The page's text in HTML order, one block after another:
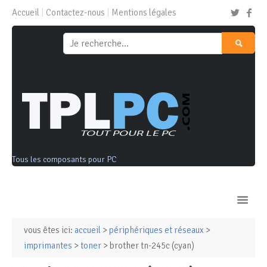
Accueil Contactez-nous Mentions légales
Tous les composants pour PC
Ordinateurs & Tablettes
Composants
vous êtes ici: accueil > périphériques et réseaux >
imprimantes > toner > brother tn-245c (cyan)